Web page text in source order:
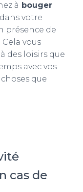
à bouger
dans votre
présence de
vous
des loisirs que
avec vos
que
cas de